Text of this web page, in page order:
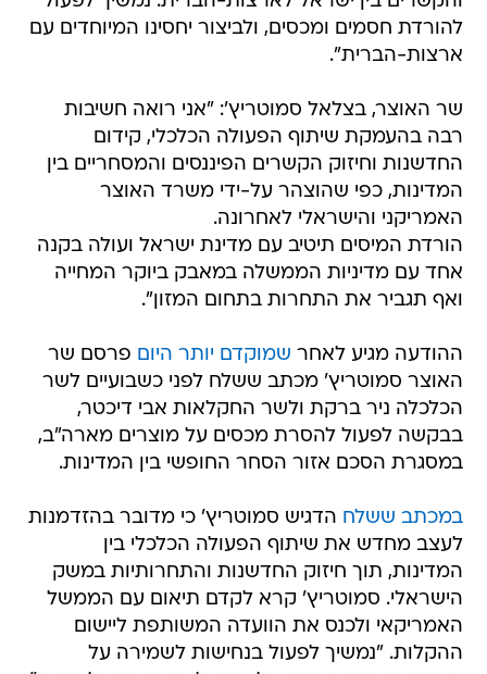
להורדת חסמים ומכסים, ולביצור יחסינו המיוחדים עם
ארצות-הברית".
שר האוצר, בצלאל סמוטריץ': "אני רואה חשיבות
רבה בהעמקת שיתוף הפעולה הכלכלי, קידום
החדשנות וחיזוק הקשרים הפיננסים והמסחריים בין
המדינות, כפי שהוצהר על-ידי משרד האוצר
האמריקני והישראלי לאחרונה.
הורדת המיסים תיטיב עם מדינת ישראל ועולה בקנה
אחד עם מדיניות הממשלה במאבק ביוקר המחייה
ואף תגביר את התחרות בתחום המזון".
ההודעה מגיע לאחר שמוקדם יותר היום פרסם שר
האוצר סמוטריץ' מכתב ששלח לפני כשבועיים לשר
הכלכלה ניר ברקת ולשר החקלאות אבי דיכטר,
בבקשה לפעול להסרת מכסים על מוצרים מארה"ב,
במסגרת הסכם אזור הסחר החופשי בין המדינות.
במכתב ששלח הדגיש סמוטריץ' כי מדובר בהזדמנות
לעצב מחדש את שיתוף הפעולה הכלכלי בין
המדינות, תוך חיזוק החדשנות והתחרותיות במשק
הישראלי. סמוטריץ' קרא לקדם תיאום עם הממשל
האמריקאי ולכנס את הוועדה המשותפת ליישום
ההקלות. "נמשיך לפעול בנחישות לשמירה על